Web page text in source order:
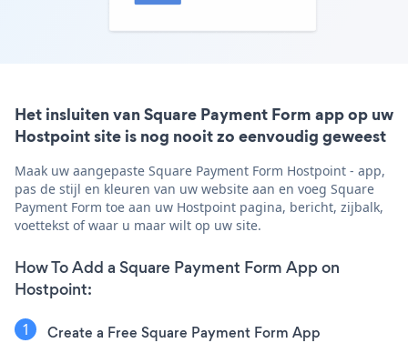
Het insluiten van Square Payment Form app op uw
Hostpoint site is nog nooit zo eenvoudig geweest
Maak uw aangepaste Square Payment Form Hostpoint - app,
pas de stijl en kleuren van uw website aan en voeg Square
Payment Form toe aan uw Hostpoint pagina, bericht, zijbalk,
voettekst of waar u maar wilt op uw site.
How To Add a Square Payment Form App on
Hostpoint:
Create a Free Square Payment Form App